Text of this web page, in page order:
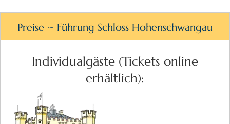
Preise ~ Führung Schloss Hohenschwangau
Individualgäste (Tickets online
erhältlich):